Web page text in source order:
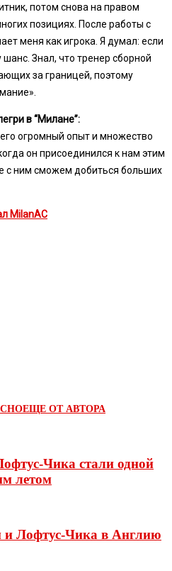
потом снова на правом
позициях. После работы с
меня как игрока. Я думал: если
Знал, что тренер сборной
за границей, поэтому
в “Милане”:
огромный опыт и множество
он присоединился к нам этим
с ним сможем добиться больших
MilanAC
ЕЩЕ ОТ АВТОРА
Чика стали одной
летом
и Лофтус-Чика в Англию